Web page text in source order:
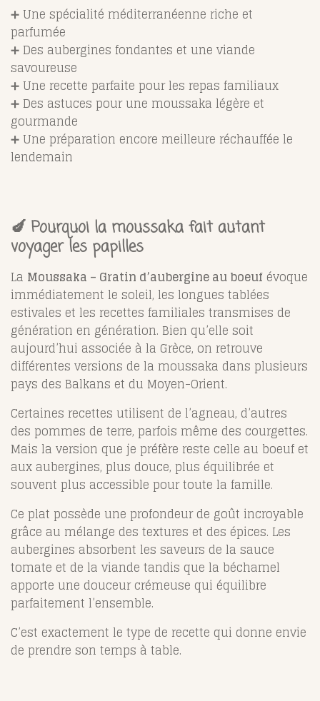
➕ Une spécialité méditerranéenne riche et
parfumée
➕ Des aubergines fondantes et une viande
savoureuse
➕ Une recette parfaite pour les repas familiaux
➕ Des astuces pour une moussaka légère et
gourmande
➕ Une préparation encore meilleure réchauffée le
lendemain
🍆 Pourquoi la moussaka fait autant
voyager les papilles
La Moussaka – Gratin d’aubergine au boeuf évoque
immédiatement le soleil, les longues tablées
estivales et les recettes familiales transmises de
génération en génération. Bien qu’elle soit
aujourd’hui associée à la Grèce, on retrouve
différentes versions de la moussaka dans plusieurs
pays des Balkans et du Moyen-Orient.
Certaines recettes utilisent de l’agneau, d’autres
des pommes de terre, parfois même des courgettes.
Mais la version que je préfère reste celle au boeuf et
aux aubergines, plus douce, plus équilibrée et
souvent plus accessible pour toute la famille.
Ce plat possède une profondeur de goût incroyable
grâce au mélange des textures et des épices. Les
aubergines absorbent les saveurs de la sauce
tomate et de la viande tandis que la béchamel
apporte une douceur crémeuse qui équilibre
parfaitement l’ensemble.
C’est exactement le type de recette qui donne envie
de prendre son temps à table.